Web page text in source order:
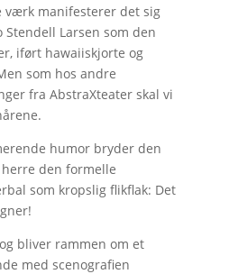
værk manifesterer det sig
Larsen som den
iført hawaiiskjorte og
som hos andre
fra AbstraXteater skal vi
humor bryder den
den formelle
som kropslig flikflak: Det
bliver rammen om et
med scenografien